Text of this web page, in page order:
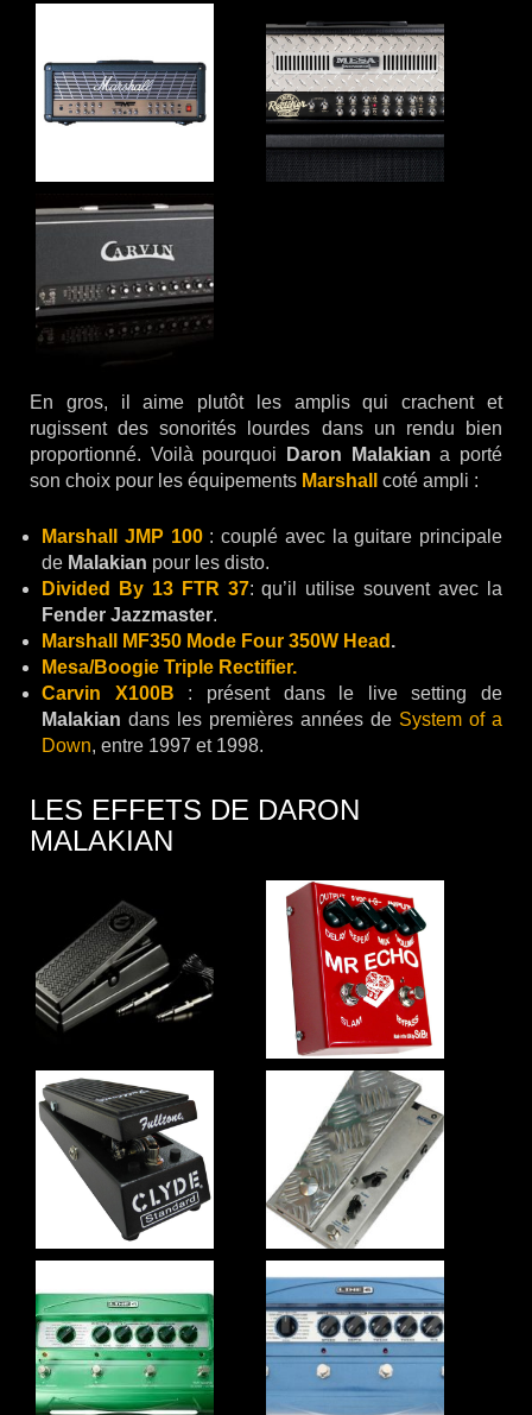
En gros, il aime plutôt les amplis qui crachent et
rugissent des sonorités lourdes dans un rendu bien
proportionné. Voilà pourquoi
Daron Malakian a porté
son choix pour les équipements Marshall coté ampli :
Marshall JMP 100 : couplé avec la guitare principale
de Malakian pour les disto.
Divided By 13 FTR 37: qu’il utilise souvent avec la
Fender Jazzmaster.
Marshall MF350 Mode Four 350W Head .
Mesa/Boogie Triple Rectifier.
Carvin X100B : présent dans le live setting de
Malakian dans les premières années de System of a
Down, entre 1997 et 1998.
LES EFFETS DE DARON
MALAKIAN